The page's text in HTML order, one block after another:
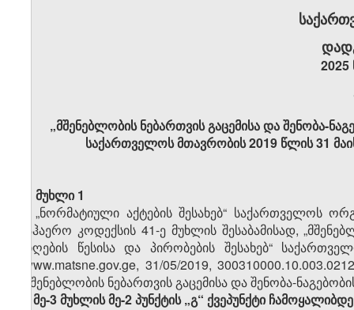
2025
„მშენებლობის ნებართვის გაცემისა და შენობა-
საქართველოს მთავრობის 2019 წლის 31
მუხლი 1
„ნორმატიული აქტების შესახებ“ საქართველოს
საჰაერო კოდექსის 41-ე მუხლის შესაბამისად,
მიღების წესისა და პირობების შესახებ“
(www.matsne.gov.ge, 31/05/2019,
„მშენებლობის ნებართვის გაცემისა და შენობა-
1. მე-3მუხლის მე-2 პუნქტის „გ“ ქვეპუნქტი